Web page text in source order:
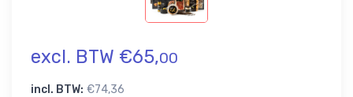
excl. BTW €65,00
incl. BTW: €74,36